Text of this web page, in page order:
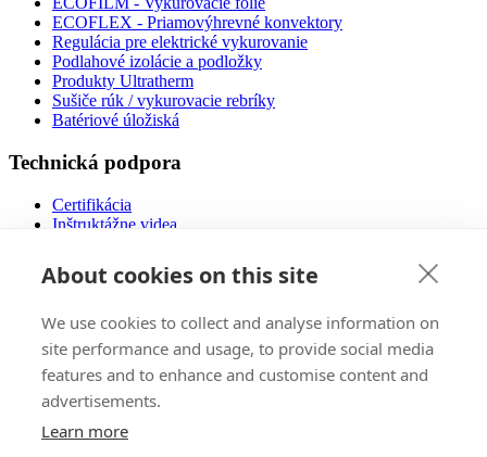
ECOFLEX - Priamovýhrevné konvektory
Regulácia pre elektrické vykurovanie
Podlahové izolácie a podložky
Produkty Ultratherm
Sušiče rúk / vykurovacie rebríky
Batériové úložiská
Technická podpora
Certifikácia
Inštruktážne videa
Návody na použitie
Návrh podlahového vykurovania
Často kladené otázky
Nízkoenergetické domy
Predaj
E-Shop
Zahraničné trhy
About cookies on this site
We use cookies to collect and analyse information on
site performance and usage, to provide social media
features and to enhance and customise content and
advertisements.
Learn more